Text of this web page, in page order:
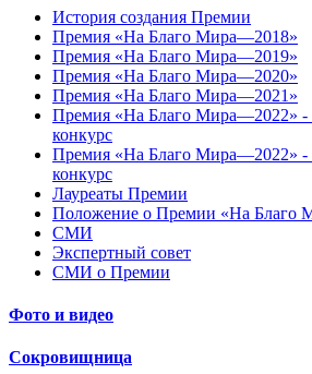
История создания Премии
Премия «На Благо Мира—2018»
Премия «На Благо Мира—2019»
Премия «На Благо Мира—2020»
Премия «На Благо Мира—2021»
Премия «На Благо Мира—2022» -
конкурс
Премия «На Благо Мира—2022» -
конкурс
Лауреаты Премии
Положение о Премии «На Благо
СМИ
Экспертный совет
СМИ о Премии
Фото и видео
Сокровищница